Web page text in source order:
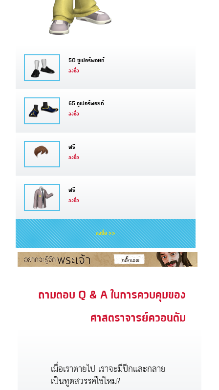
50 ซูเปอร์พอยท์
ลงชื่อ
65 ซูเปอร์พอยท์
ลงชื่อ
ฟรี
ลงชื่อ
ฟรี
ลงชื่อ
ลงชื่อ >>
ถามตอบ Q & A ในการควบคุมของ
ศาสตราจารย์ควอนตัม
เมื่อเราตายไป เราจะมีปีกและกลาย
เป็นทูตสวรรค์ใช่ไหม?